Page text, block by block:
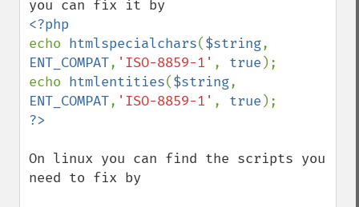
echo htmlspecialchars($string
ENT_COMPAT, 'ISO-8859-1' , true );
echo htmlentities($string
ENT_COMPAT, 'ISO-8859-1' , true
?>
On linux you can find the scripts you
need to fix by